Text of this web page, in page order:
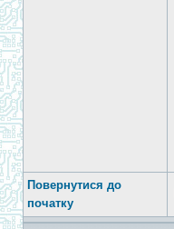
Повернутися до
початку